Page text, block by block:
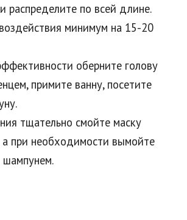
распределите по всей длине.
минимум на 15-20
оберните голову
примите ванну, посетите
тщательно смойте маску
при необходимости вымойте
шампунем.